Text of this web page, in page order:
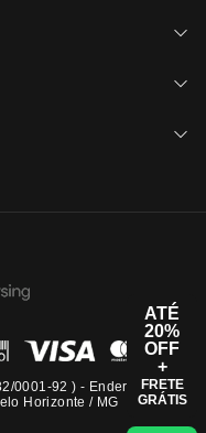
0001-92 ) - Endereço: Rua
Horizonte / MG
ATÉ
20%
OFF
+
FRETE
GRÁTIS